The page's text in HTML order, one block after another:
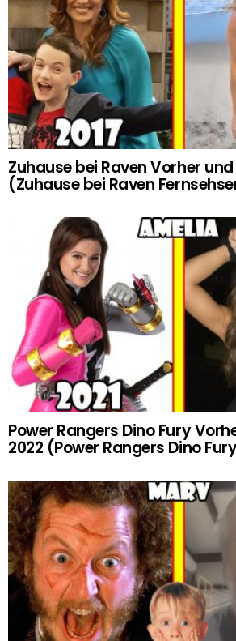
Zuhause bei Raven Vorher
(Zuhause bei Raven
Power Rangers Dino Fury
2022 (Power Rangers Dino